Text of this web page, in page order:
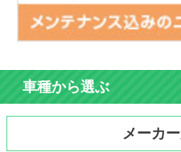
車種から選ぶ
メーカ